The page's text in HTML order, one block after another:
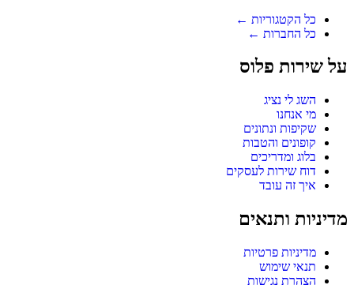
כל הקטגוריות ←
כל החברות ←
על שירות פלוס
השג לי נציג
מי אנחנו
שקיפות ונתונים
קופונים והטבות
בלוג ומדריכים
דוח שירות לעסקים
איך זה עובד
מדיניות ותנאים
מדיניות פרטיות
תנאי שימוש
הצהרת נגישות